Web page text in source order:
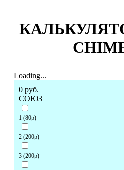
Loading...
0 руб.
СОЮЗ
1 (80р)
2 (200р)
3 (200р)